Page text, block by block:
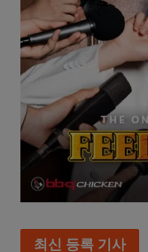
최신 등록 기사